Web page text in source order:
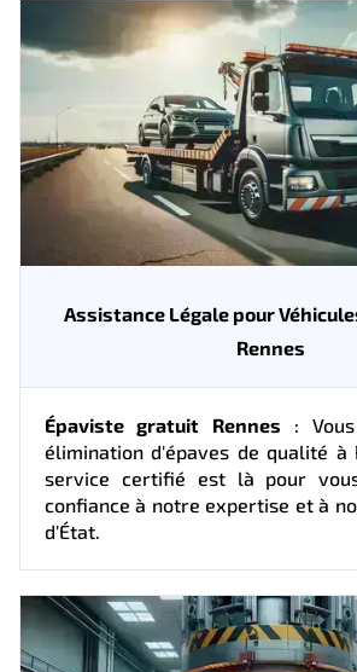
Assistance Légale pour
Rennes
Épaviste gratuit Rennes :
élimination d'épaves de qualité à
service certifié est là pour
confiance à notre expertise et à
d'État.